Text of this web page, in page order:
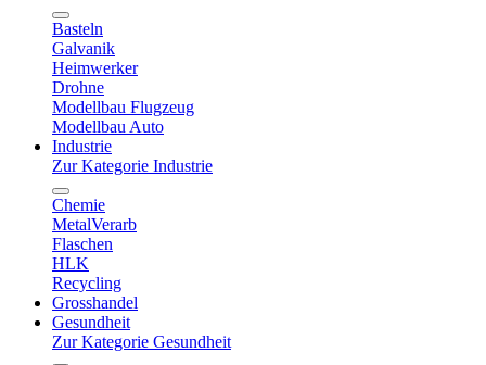
Basteln
Galvanik
Heimwerker
Drohne
Modellbau Flugzeug
Modellbau Auto
Industrie
Zur Kategorie Industrie
Chemie
MetalVerarb
Flaschen
HLK
Recycling
Grosshandel
Gesundheit
Zur Kategorie Gesundheit